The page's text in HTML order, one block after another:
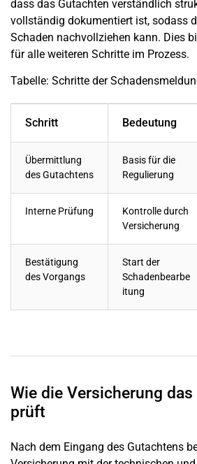
dass das Gutachten verständlich
vollständig dokumentiert ist, sodass
Schaden nachvollziehen kann. Dies
für alle weiteren Schritte im Prozess.
Tabelle: Schritte der
Schritt Bedeutung
Übermittlung
des Gutachtens
Basis für die
Regulierung
Interne Prüfung
Kontrolle durch
Versicherung
Bestätigung
des Vorgangs
Start der
Schadenbearbe
itung
Wie die Versicherung
prüft
Nach dem Eingang des Gutachtens